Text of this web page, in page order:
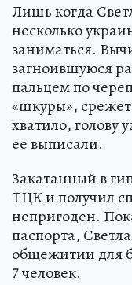
Лишь когда
несколько
заниматься.
загноившуюся
пальцем по
«шкуры»,
хватило, голову
ее выписали.
Закатанный в
ТЦК и получил
непригоден.
паспорта,
общежитии для
7 человек.